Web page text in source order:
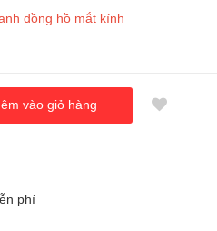
đồng hồ mắt kính
vào giỏ hàng
phí